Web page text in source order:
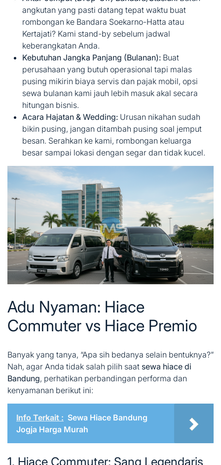
angkutan yang pasti datang tepat waktu buat
rombongan ke Bandara Soekarno-Hatta atau
Kertajati? Kami stand-by sebelum jadwal
keberangkatan Anda.
Kebutuhan Jangka Panjang (Bulanan): Buat
perusahaan yang butuh operasional tapi malas
pusing mikirin biaya servis dan pajak mobil, opsi
sewa bulanan kami jauh lebih masuk akal secara
hitungan bisnis.
Acara Hajatan & Wedding: Urusan nikahan sudah
bikin pusing, jangan ditambah pusing soal jemput
besan. Serahkan ke kami, rombongan keluarga
besar sampai lokasi dengan segar dan tidak kucel.
Adu Nyaman: Hiace
Commuter vs Hiace Premio
Banyak yang tanya, “Apa sih bedanya selain bentuknya?”
Nah, agar Anda tidak salah pilih saat sewa hiace di
Bandung, perhatikan perbandingan performa dan
kenyamanan berikut ini:
Info Terkait : Sewa Hiace Bandung
Jogja Harga Murah
1. Hiace Commuter: Sang Legendaris